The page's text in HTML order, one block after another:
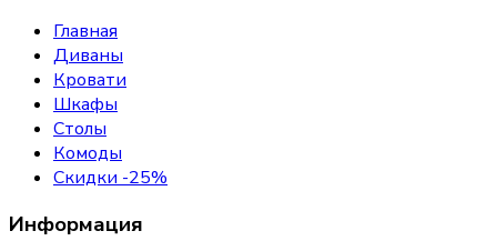
Главная
Диваны
Кровати
Шкафы
Столы
Комоды
Скидки -25%
Информация